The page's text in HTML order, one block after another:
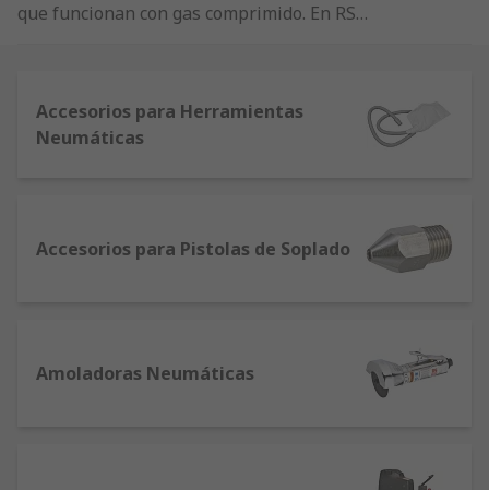
que funcionan con gas comprimido. En RS
Tenemos todos los productos necesarios para sus
herramientas neumáticas; todo de fabricantes
Accesorios para Herramientas
Neumáticas
Accesorios para Pistolas de Soplado
Amoladoras Neumáticas